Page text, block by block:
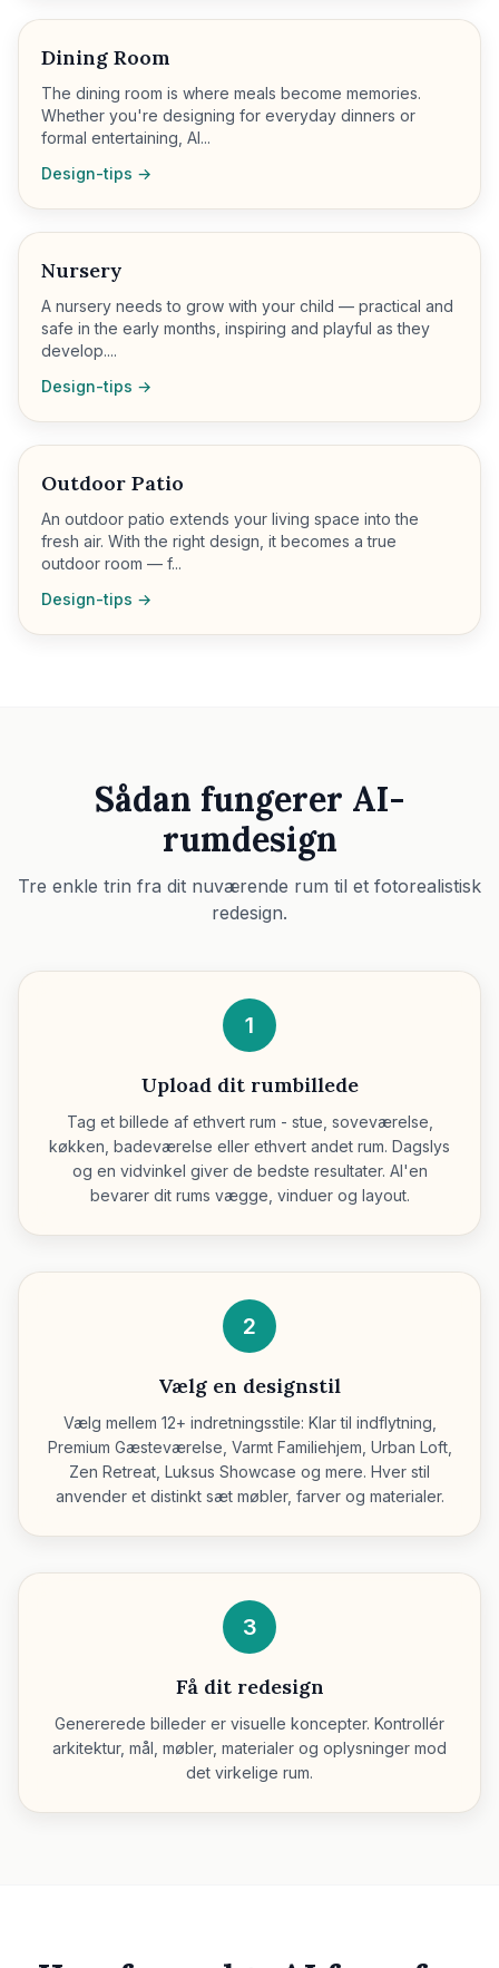
Dining Room
The dining room is where meals become memories.
Whether you're designing for everyday dinners or
formal entertaining, AI...
Design-tips →
Nursery
A nursery needs to grow with your child — practical and
safe in the early months, inspiring and playful as they
develop....
Design-tips →
Outdoor Patio
An outdoor patio extends your living space into the
fresh air. With the right design, it becomes a true
outdoor room — f...
Design-tips →
Sådan fungerer AI-
rumdesign
Tre enkle trin fra dit nuværende rum til et fotorealistisk
redesign.
1
Upload dit rumbillede
Tag et billede af ethvert rum - stue, soveværelse,
køkken, badeværelse eller ethvert andet rum. Dagslys
og en vidvinkel giver de bedste resultater. AI'en
bevarer dit rums vægge, vinduer og layout.
2
Vælg en designstil
Vælg mellem 12+ indretningsstile: Klar til indflytning,
Premium Gæsteværelse, Varmt Familiehjem, Urban Loft,
Zen Retreat, Luksus Showcase og mere. Hver stil
anvender et distinkt sæt møbler, farver og materialer.
3
Få dit redesign
Genererede billeder er visuelle koncepter. Kontrollér
arkitektur, mål, møbler, materialer og oplysninger mod
det virkelige rum.